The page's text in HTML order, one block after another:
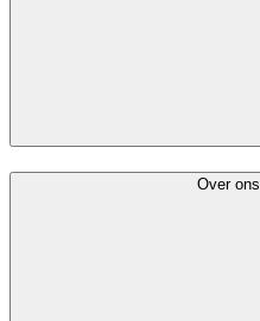
Over ons